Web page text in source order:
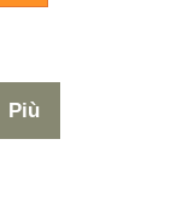
Più